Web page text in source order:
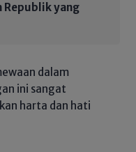
Republik yang
dalam
ini sangat
harta dan hati